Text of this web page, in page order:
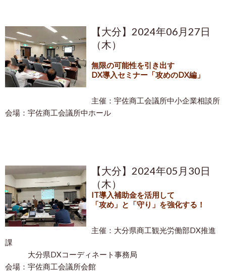
【大分】2024年06月27日
（木）
無限の可能性を引き出す
DX導入セミナー「攻めのDX編」
主催：宇佐商工会議所中小企業相談所
会場：宇佐商工会議所中ホール
【大分】2024年05月30日
（木）
IT導入補助金を活用して
「攻め」と「守り」を強化する！
主催：大分県商工観光労働部DX推進
課
大分県DXコーディネート事務局
会場：宇佐商工会議所会館